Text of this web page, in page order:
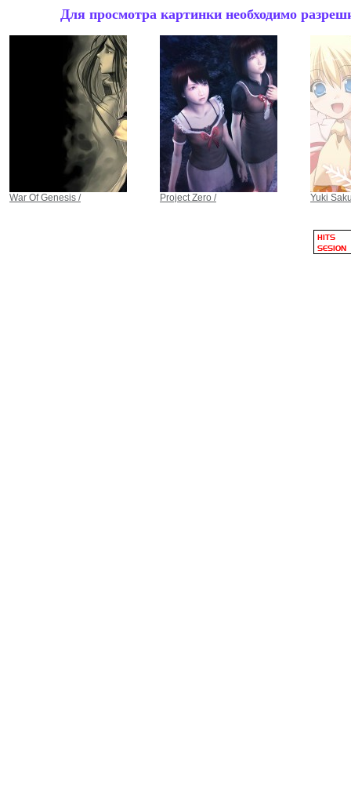
Для просмотра картинки необходимо
War Of Genesis / Project Zero / Yuki